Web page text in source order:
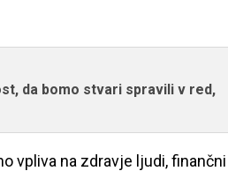
da bomo stvari spravili v red,
vpliva na zdravje ljudi,